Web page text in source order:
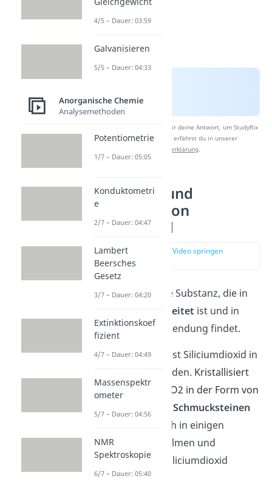
Nach Beantwortung speichern wir deine Antwort, um Studyflix
zu verbessern. Mehr dazu erfährst du in unserer
Datenschutzerklärung.
Vorkommen und
Anwendung von
Siliciumdioxid
zur Stelle im Video springen
(01:38)
Siliciumdioxid ist eine Substanz, die in
Natur weit verbreitet ist und in
vielen Bereichen Anwendung findet.
Überall auf derErde
ist Siliciumdioxid in
zu finden. Kristallisiert
der Sand, liegt das SiO2 in der Form von
Quarz vor
Schmucksteinen
verarbeitet wird. Auch in einigen
Pflanzen , wie Grashalmen und
Palmenblättern, ist Siliciumdioxid
enthalten.
4/5 – Dauer: 03:59
Galvanisieren
5/5 – Dauer: 04:33
Anorganische Chemie
Analysemethoden
Potentiometrie
1/7 – Dauer: 05:05
Konduktometri
e
2/7 – Dauer: 04:47
Lambert
Beersches
Gesetz
3/7 – Dauer: 04:20
Extinktionskoef
fizient
4/7 – Dauer: 04:49
Massenspektr
ometer
5/7 – Dauer: 04:56
NMR
Spektroskopie
6/7 – Dauer: 05:40